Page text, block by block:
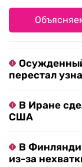
перестал
В Иране
США
В
из-за